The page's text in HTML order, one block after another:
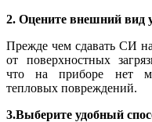
2. Оцените внешний вид
Прежде чем сдавать СИ на
от поверхностных
что на приборе нет
тепловых повреждений.
3.Выберите удобный